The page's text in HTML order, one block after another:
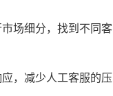
场细分，找到不同客
，减少人工客服的压